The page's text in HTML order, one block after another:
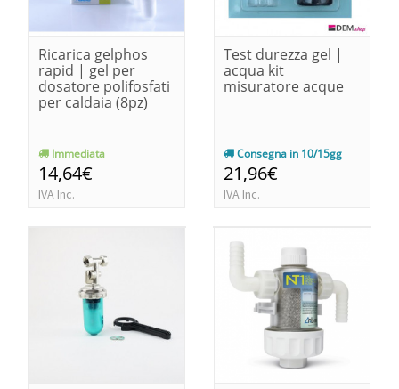
Ricarica gelphos
rapid | gel per
dosatore polifosfati
per caldaia (8pz)
Immediata
14,64€
IVA Inc.
Test durezza gel |
acqua kit
misuratore acque
Consegna in 10/15gg
21,96€
IVA Inc.